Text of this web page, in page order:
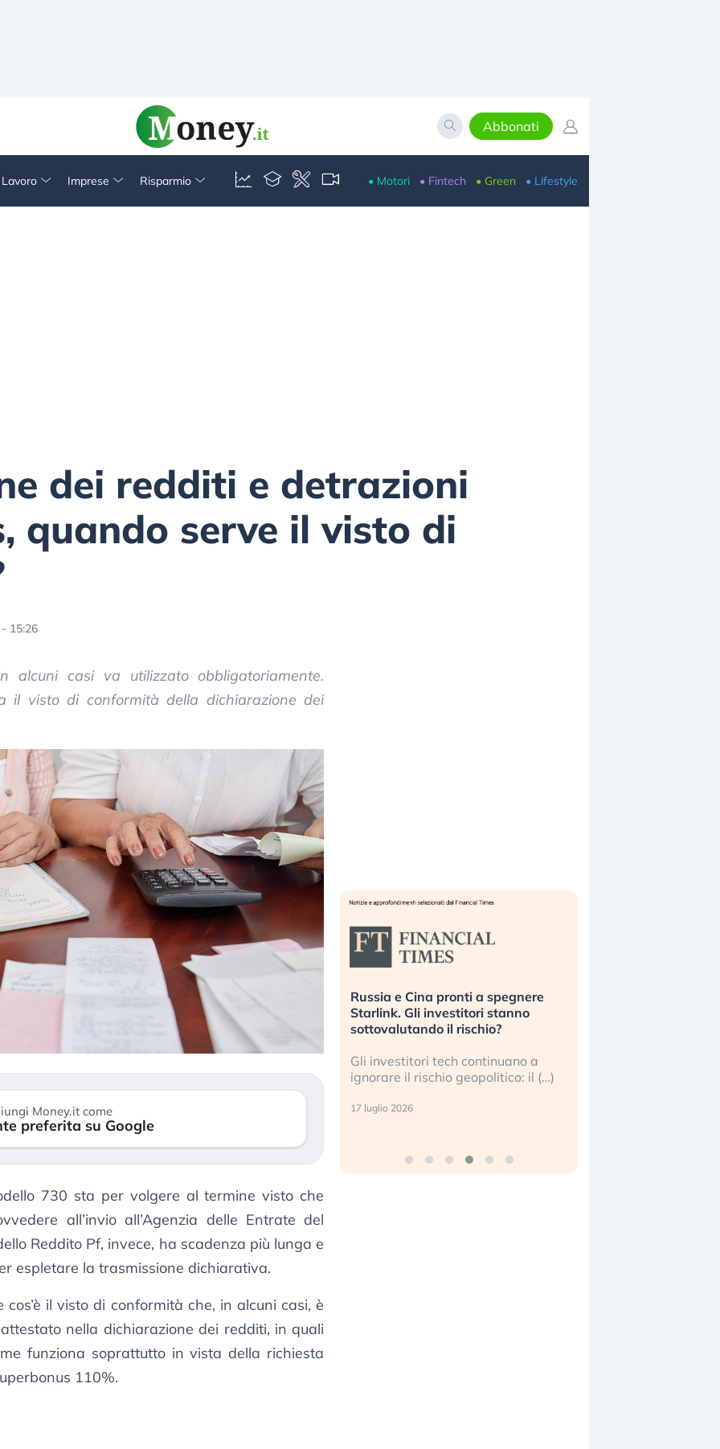
Abbonati
Imprese Risparmio • Motori • Fintech • Green • Lifestyle
dei redditi e detrazioni
quando serve il visto di
15:26
alcuni casi va utilizzato obbligatoriamente.
il visto di conformità della dichiarazione dei
Money.it come
preferita su Google
730 sta per volgere al termine visto che
all’invio all’Agenzia delle Entrate del
Reddito Pf, invece, ha scadenza più lunga e
espletare la trasmissione dichiarativa.
il visto di conformità che, in alcuni casi, è
nella dichiarazione dei redditi, in quali
funziona soprattutto in vista della richiesta
110%.
Investitori
lo scoppio
retail (…)
Quando la finanza pesa più
dell’economia reale. L’America sta
ripetendo gli errori del 2008?
sempre più sganciata dall’economia
reale. (…)
24 luglio 2026
Russia e Cina pronti a spegnere
Starlink. Gli investitori stanno
sottovalutando il rischio?
Gli investitori tech continuano a
ignorare il rischio geopolitico: il (…)
17 luglio 2026